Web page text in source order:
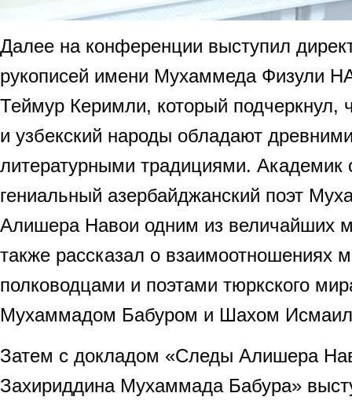
Далее на конференции выступил
рукописей имени Мухаммеда Физули
Теймур Керимли, который подчеркнул,
и узбекский народы обладают
литературными традициями. Академик
гениальный азербайджанский поэт
Алишера Навои одним из величайших
также рассказал о
полководцами и поэтами тюркского
Мухаммадом Бабуром и Шахом
Затем с докладом «Следы Алишера
Захириддина Мухаммада Бабура»